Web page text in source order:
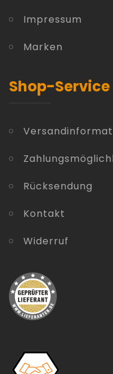
Impressum
Marken
Shop-Service
Rücksendung
Kontakt
Widerruf